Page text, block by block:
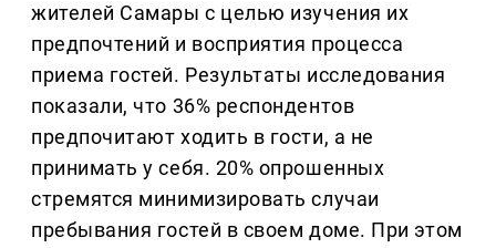
жителей Самары с целью изучения их
предпочтений и восприятия процесса
приема гостей. Результаты исследования
показали, что 36% респондентов
предпочитают ходить в гости, а не
принимать у себя. 20% опрошенных
стремятся минимизировать случаи
пребывания гостей в своем доме. При этом